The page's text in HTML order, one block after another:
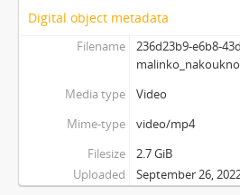
[Subseries] Milada
[Subseries] Hřiště
[Subseries] Image Maker
[Subseries] Možná
[Subseries] 28 stotín
[Subseries] Z lásky
[Subseries] Otevřeno
[Subseries] Klatov
Digital object metadata
Filename
236d23b9-e6b8-
Media type
Video
Mime-type
video/mp4
Filesize
2.7 GiB
Uploaded
September 26,